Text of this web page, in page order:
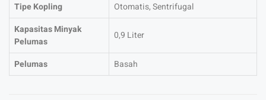
Tipe Kopling
Otomatis, Sentrifugal
Kapasitas Minyak
Pelumas
0,9 Liter
Pelumas Basah